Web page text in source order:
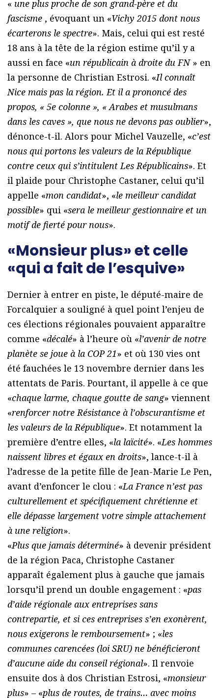
« une plus proche de son grand-père et du
fascisme , évoquant un «Vichy 2015 dont nous
écarterons le spectre». Mais, celui qui est resté
18 ans à la tête de la région estime qu’il y a
aussi en face «un républicain à droite du FN » en
la personne de Christian Estrosi. «Il connaît
Nice mais pas la région. Et il a prononcé des
propos, « 5e colonne », « Arabes et musulmans
dans les caves », que nous ne devons pas oublier»,
dénonce-t-il. Alors pour Michel Vauzelle, «c’est
nous qui portons les valeurs de la République
contre ceux qui s’intitulent Les Républicains». Et
il plaide pour Christophe Castaner, celui qu’il
appelle «mon candidat», «le meilleur candidat
possible» qui «sera le meilleur gestionnaire et un
motif de fierté pour nous».
«Monsieur plus» et celle
«qui a fait de l’esquive»
Dernier à entrer en piste, le député-maire de
Forcalquier a souligné à quel point l’enjeu de
ces élections régionales pouvaient apparaître
comme «décalé» à l’heure où «l’avenir de notre
planète se joue à la COP 21» et où 130 vies ont
été fauchées le 13 novembre dernier dans les
attentats de Paris. Pourtant, il appelle à ce que
«chaque larme, chaque goutte de sang» viennent
«renforcer notre Résistance à l’obscurantisme et
les valeurs de la République». Et notamment la
première d’entre elles, «la laïcité». «Les hommes
naissent libres et égaux en droits», lance-t-il à
l’adresse de la petite fille de Jean-Marie Le Pen,
avant d’enfoncer le clou : «La France n’est pas
culturellement et spécifiquement chrétienne et
elle dépasse largement votre simple attachement
à une religion».
«Plus que jamais déterminé» à devenir président
de la région Paca, Christophe Castaner
apparaît également plus à gauche que jamais
lorsqu’il prend un double engagement : «pas
d’aide régionale aux entreprises sans
contrepartie, et si ces entreprises s’en exonèrent,
nous exigerons le remboursement» ; «les
communes carencées (loi SRU) ne bénéficieront
d’aucune aide du conseil régional». Il renvoie
ensuite dos à dos Christian Estrosi, «monsieur
plus» – «plus de routes, de trains… avec moins